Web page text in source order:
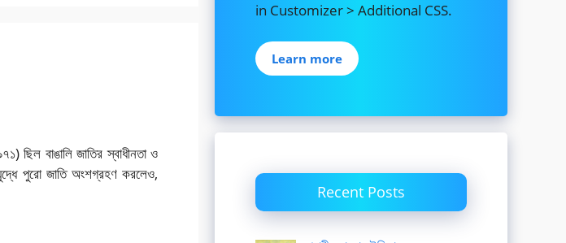
ছিল বাঙালি জাতির স্বাধীনতা ও
পুরো জাতি অংশগ্রহণ করলেও,
in Customizer > Additional CSS.
Learn more
Recent Posts